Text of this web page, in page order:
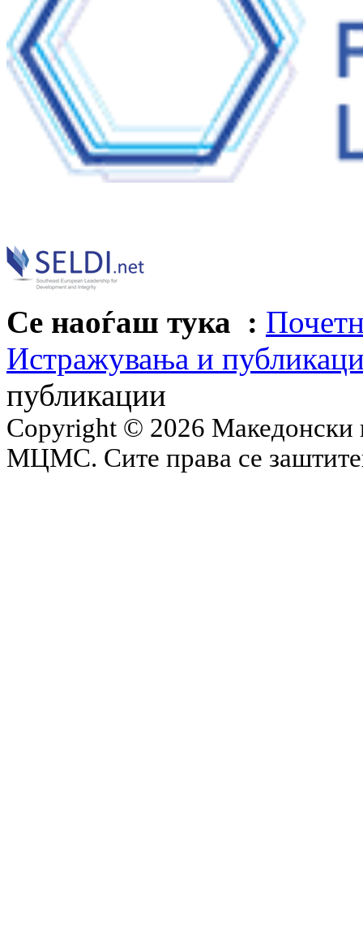
Се наоѓаш тука :
Истражувања и
публикации
Copyright © 2026 Македонски
МЦМС. Сите права се